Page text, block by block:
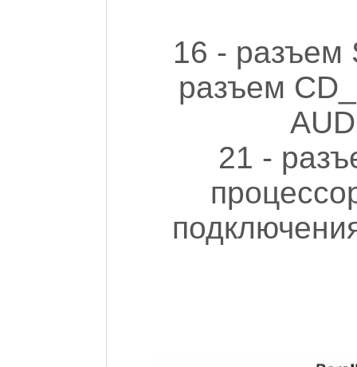
16 - разъем
разъем
21 -